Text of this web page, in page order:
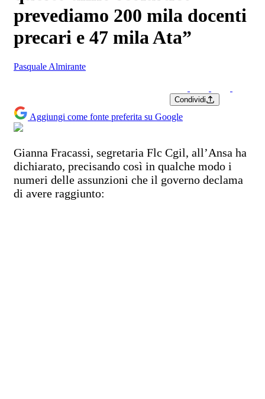
prevediamo 200 mila docenti
precari e 47 mila Ata”
Pasquale Almirante
Condividi
Aggiungi come fonte preferita su Google
Gianna Fracassi, segretaria Flc Cgil, all’Ansa ha
dichiarato, precisando così in qualche modo i
numeri delle assunzioni che il governo declama
di avere raggiunto: